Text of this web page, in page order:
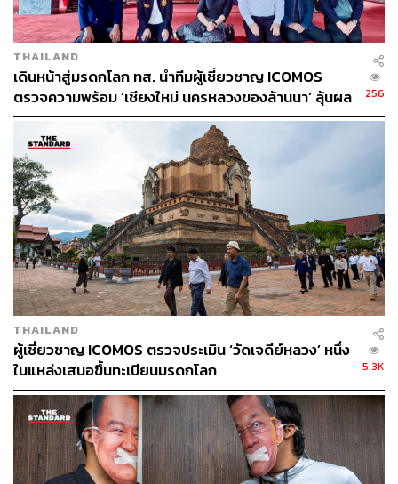
THE STANDARD TEAM
กองบรรณาธิการ THE STANDARD
THAILAND
เดินหน้าสู่มรดกโลก ทส. นำทีมผู้เชี่ยวชาญ ICOMOS
ตรวจความพร้อม ‘เชียงใหม่ นครหลวงของล้านนา’ ลุ้นผล
พิจารณาปีหน้า
256
THAILAND
ผู้เชี่ยวชาญ ICOMOS ตรวจประเมิน ‘วัดเจดีย์หลวง’ หนึ่ง
ในแหล่งเสนอขึ้นทะเบียนมรดกโลก
5.3K